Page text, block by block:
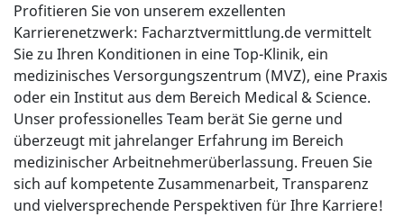
Profitieren Sie von unserem exzellenten
Karrierenetzwerk: Facharztvermittlung.de vermittelt
Sie zu Ihren Konditionen in eine Top-Klinik, ein
medizinisches Versorgungszentrum (MVZ), eine Praxis
oder ein Institut aus dem Bereich Medical & Science.
Unser professionelles Team berät Sie gerne und
überzeugt mit jahrelanger Erfahrung im Bereich
medizinischer Arbeitnehmerüberlassung. Freuen Sie
sich auf kompetente Zusammenarbeit, Transparenz
und vielversprechende Perspektiven für Ihre Karriere!